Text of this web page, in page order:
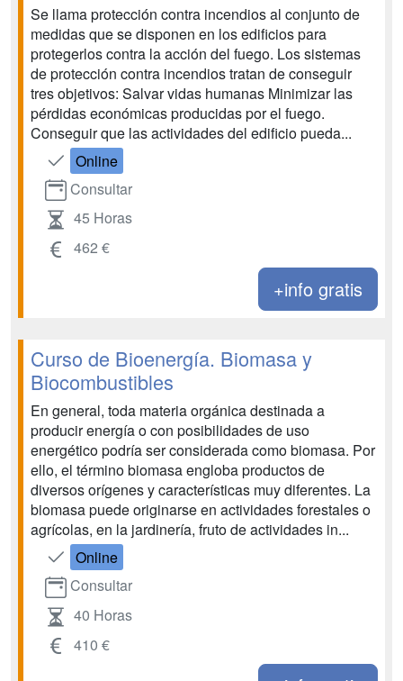
Se llama protección contra incendios al conjunto de
medidas que se disponen en los edificios para
protegerlos contra la acción del fuego. Los sistemas
de protección contra incendios tratan de conseguir
tres objetivos: Salvar vidas humanas Minimizar las
pérdidas económicas producidas por el fuego.
Conseguir que las actividades del edificio pueda...
Online
Consultar
45 Horas
462 €
+info gratis
Curso de Bioenergía. Biomasa y
Biocombustibles
En general, toda materia orgánica destinada a
producir energía o con posibilidades de uso
energético podría ser considerada como biomasa. Por
ello, el término biomasa engloba productos de
diversos orígenes y características muy diferentes. La
biomasa puede originarse en actividades forestales o
agrícolas, en la jardinería, fruto de actividades in...
Online
Consultar
40 Horas
410 €